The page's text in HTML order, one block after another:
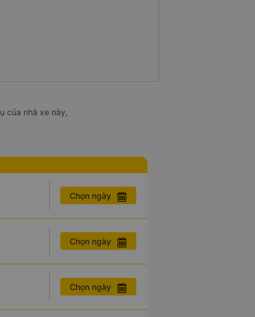
của nhà xe này,
Chọn ngày
Chọn ngày
Chọn ngày